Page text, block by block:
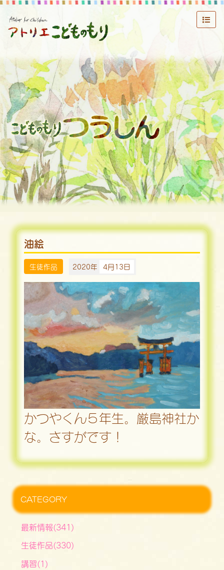
油絵
生徒作品 2020年 4月13日
かつやくん５年生。厳島神社か
な。さすがです！
CATEGORY
最新情報(341)
生徒作品(330)
講習(1)